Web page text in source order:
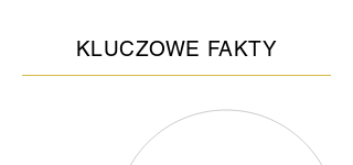
KLUCZOWE FAKTY